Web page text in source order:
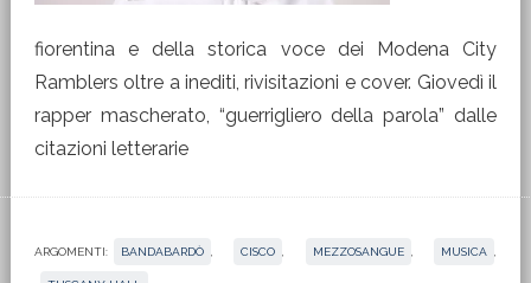
fiorentina e della storica voce dei Modena City
Ramblers oltre a inediti, rivisitazioni e cover. Giovedì il
rapper mascherato, “guerrigliero della parola” dalle
citazioni letterarie
ARGOMENTI: BANDABARDÒ CISCO MEZZOSANGUE MUSICA